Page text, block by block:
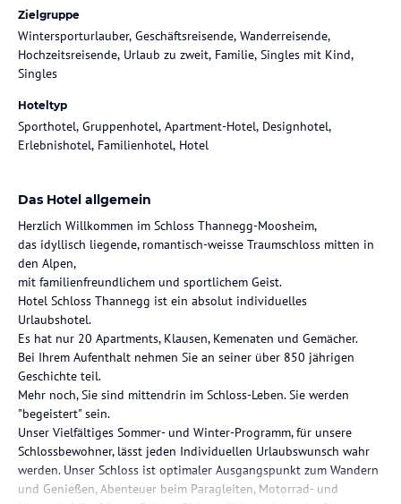
Zielgruppe
Wintersporturlauber, Geschäftsreisende, Wanderreisende,
Hochzeitsreisende, Urlaub zu zweit, Familie, Singles mit Kind,
Singles
Hoteltyp
Sporthotel, Gruppenhotel, Apartment-Hotel, Designhotel,
Erlebnishotel, Familienhotel, Hotel
Das Hotel allgemein
Herzlich Willkommen im Schloss Thannegg-Moosheim,
das idyllisch liegende, romantisch-weisse Traumschloss mitten in
den Alpen,
mit familienfreundlichem und sportlichem Geist.
Hotel Schloss Thannegg ist ein absolut individuelles
Urlaubshotel.
Es hat nur 20 Apartments, Klausen, Kemenaten und Gemächer.
Bei Ihrem Aufenthalt nehmen Sie an seiner über 850 jährigen
Geschichte teil.
Mehr noch, Sie sind mittendrin im Schloss-Leben. Sie werden
"begeistert" sein.
Unser Vielfältiges Sommer- und Winter-Programm, für unsere
Schlossbewohner, lässt jeden Individuellen Urlaubswunsch wahr
werden. Unser Schloss ist optimaler Ausgangspunkt zum Wandern
und Genießen, Abenteuer beim Paragleiten, Motorrad- und